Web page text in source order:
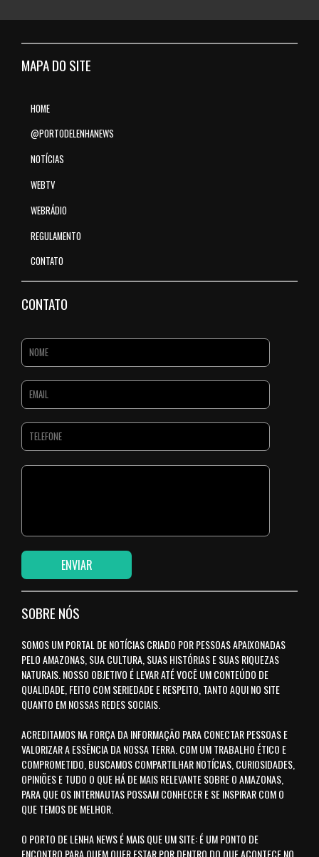
MAPA DO SITE
HOME
@PORTODELENHANEWS
NOTÍCIAS
WEBTV
WEBRÁDIO
REGULAMENTO
CONTATO
CONTATO
SOBRE NÓS
SOMOS UM PORTAL DE NOTÍCIAS CRIADO POR PESSOAS APAIXONADAS
PELO AMAZONAS, SUA CULTURA, SUAS HISTÓRIAS E SUAS RIQUEZAS
NATURAIS. NOSSO OBJETIVO É LEVAR ATÉ VOCÊ UM CONTEÚDO DE
QUALIDADE, FEITO COM SERIEDADE E RESPEITO, TANTO AQUI NO SITE
QUANTO EM NOSSAS REDES SOCIAIS.
ACREDITAMOS NA FORÇA DA INFORMAÇÃO PARA CONECTAR PESSOAS E
VALORIZAR A ESSÊNCIA DA NOSSA TERRA. COM UM TRABALHO ÉTICO E
COMPROMETIDO, BUSCAMOS COMPARTILHAR NOTÍCIAS, CURIOSIDADES,
OPINIÕES E TUDO O QUE HÁ DE MAIS RELEVANTE SOBRE O AMAZONAS,
PARA QUE OS INTERNAUTAS POSSAM CONHECER E SE INSPIRAR COM O
QUE TEMOS DE MELHOR.
O PORTO DE LENHA NEWS É MAIS QUE UM SITE: É UM PONTO DE